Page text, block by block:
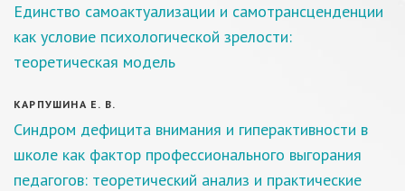
Единство самоактуализации и самотрансценденции
как условие психологической зрелости:
теоретическая модель
КАРПУШИНА Е. В.
Синдром дефицита внимания и гиперактивности в
школе как фактор профессионального выгорания
педагогов: теоретический анализ и практические